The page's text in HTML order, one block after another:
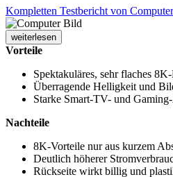
Kompletten Testbericht von
weiterlesen
Vorteile
Spektakuläres, sehr flaches
Überragende Helligkeit und
Starke Smart-TV- und
Nachteile
8K-Vorteile nur aus kurzem
Deutlich höherer
Rückseite wirkt billig und